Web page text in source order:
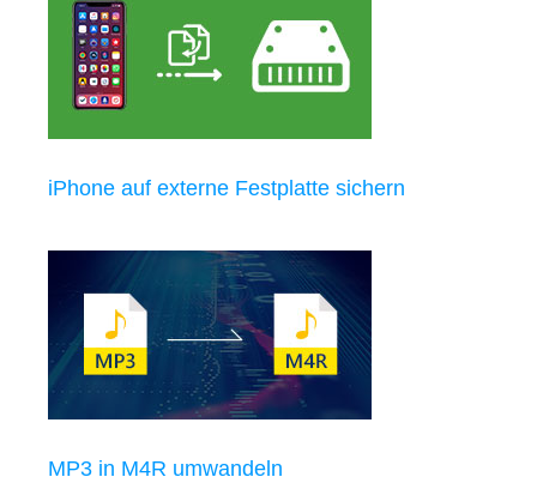
iPhone auf externe Festplatte sichern
MP3 in M4R umwandeln